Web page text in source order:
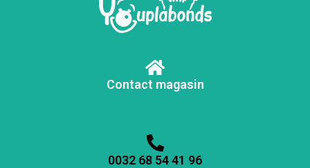
Contact magasin
0032 68 54 41 96